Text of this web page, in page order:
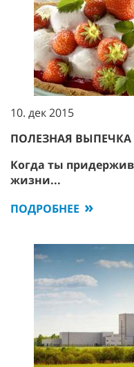
10. дек 2015
ПОЛЕЗНАЯ ВЫПЕЧКА
Когда ты
жизни...
ПОДРОБНЕЕ